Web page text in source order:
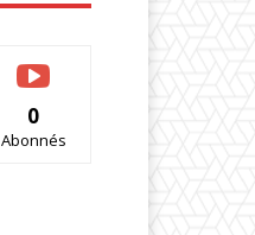
0
Abonnés